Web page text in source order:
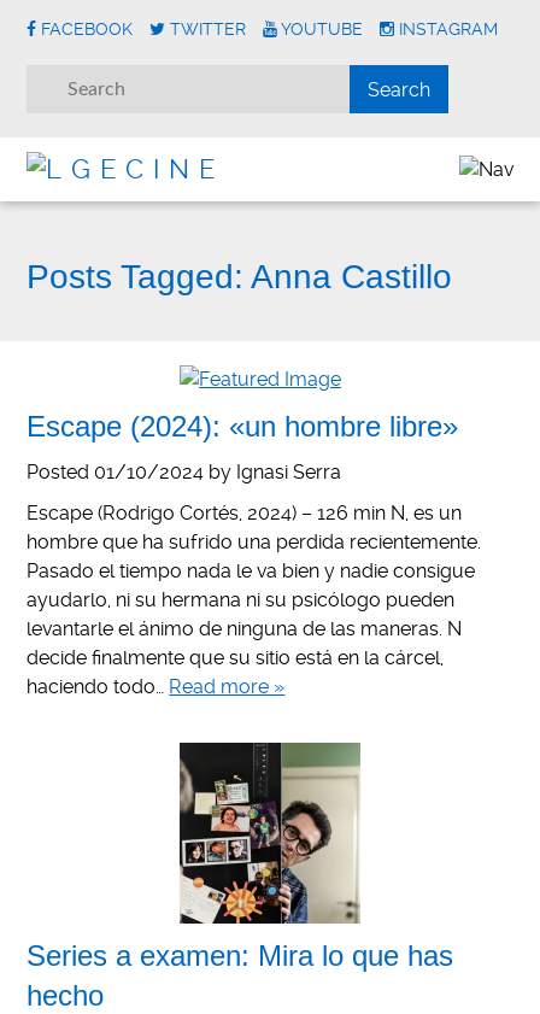
FACEBOOK TWITTER YOUTUBE INSTAGRAM
Posts Tagged: Anna Castillo
Escape (2024): «un hombre libre»
Posted 01/10/2024 by Ignasi Serra
Escape (Rodrigo Cortés, 2024) – 126 min N, es un
hombre que ha sufrido una perdida recientemente.
Pasado el tiempo nada le va bien y nadie consigue
ayudarlo, ni su hermana ni su psicólogo pueden
levantarle el ánimo de ninguna de las maneras. N
decide finalmente que su sitio está en la cárcel,
haciendo todo… Read more »
Series a examen: Mira lo que has
hecho